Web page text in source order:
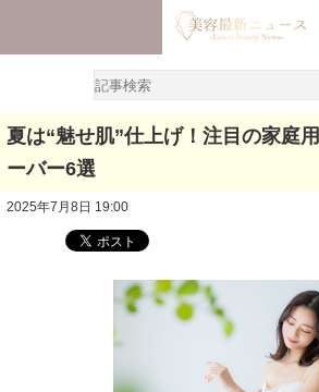
夏は“魅せ肌”仕上げ！注目の家庭
ーバー6選
2025年7月8日 19:00